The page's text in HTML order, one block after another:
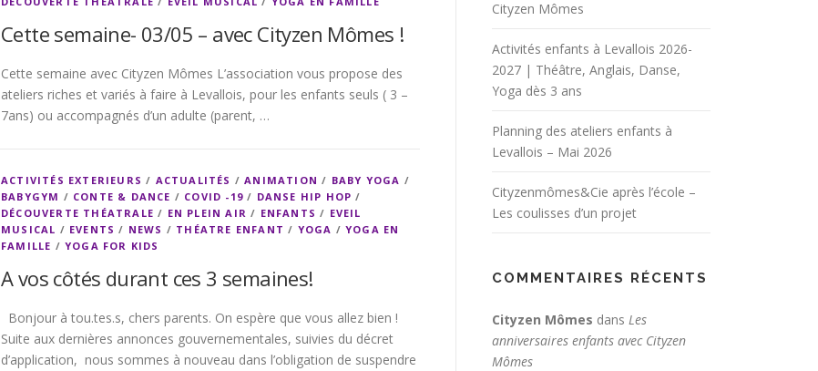
Cette semaine- 03/05 – avec Cityzen Mômes !
Cette semaine avec Cityzen Mômes L’association vous propose des
ateliers riches et variés à faire à Levallois, pour les enfants seuls ( 3 –
7ans) ou accompagnés d’un adulte (parent, …
ACTIVITÉS EXTERIEURS / ACTUALITÉS /ANIMATION / BABY YOGA /
BABYGYM / CONTE & DANCE / COVID -19 / DANSE HIP HOP /
DÉCOUVERTE THÉATRALE / EN PLEIN AIR / ENFANTS / EVEIL
MUSICAL / EVENTS / NEWS / THÉATRE ENFANT / YOGA /YOGA EN
FAMILLE /YOGA FOR KIDS
A vos côtés durant ces 3 semaines!
Bonjour à tou.tes.s, chers parents. On espère que vous allez bien !
Suite aux dernières annonces gouvernementales, suivies du décret
d’application, nous sommes à nouveau dans l’obligation de suspendre
Cityzen Mômes
Activités enfants à Levallois 2026-
2027 | Théâtre, Anglais, Danse,
Yoga dès 3 ans
Planning des ateliers enfants à
Levallois – Mai 2026
Cityzenmômes&Cie après l’école –
Les coulisses d’un projet
COMMENTAIRES RÉCENTS
Cityzen Mômes dans Les
anniversaires enfants avec Cityzen
Mômes